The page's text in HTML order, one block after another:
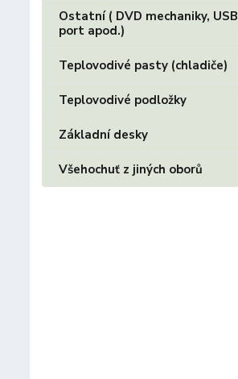
Ostatní ( DVD mechaniky, USB
port apod.)
Teplovodivé pasty (chladiče)
Teplovodivé podložky
Základní desky
Všehochuť z jiných oborů